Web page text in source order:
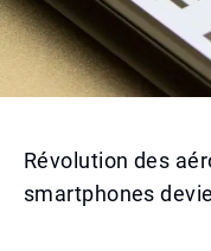
Révolution des
smartphones